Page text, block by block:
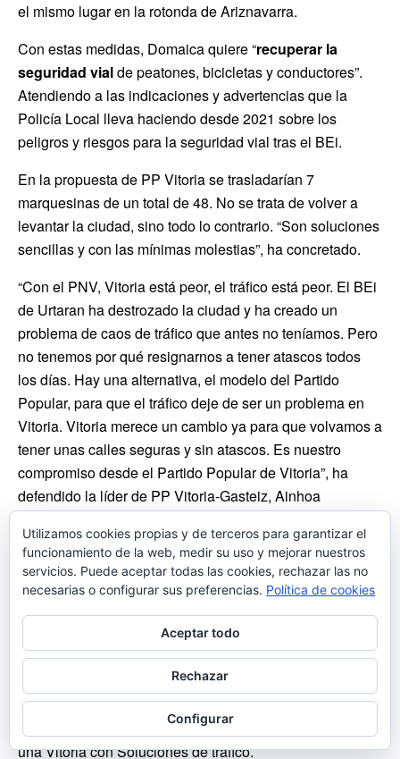
el mismo lugar en la rotonda de Ariznavarra.
Con estas medidas, Domaica quiere “recuperar la
seguridad vialde peatones, bicicletas y conductores”.
Atendiendo a las indicaciones y advertencias que la
Policía Local lleva haciendo desde 2021 sobre los
peligros y riesgos para la seguridad vial tras el BEi.
En la propuesta de PP Vitoria se trasladarían 7
marquesinas de un total de 48. No se trata de volver a
levantar la ciudad, sino todo lo contrario. “Son soluciones
sencillas y con las mínimas molestias”, ha concretado.
“Con el PNV, Vitoria está peor, el tráfico está peor. El BEi
de Urtaran ha destrozado la ciudad y ha creado un
problema de caos de tráfico que antes no teníamos. Pero
no tenemos por qué resignarnos a tener atascos todos
los días. Hay una alternativa, el modelo del Partido
Popular, para que el tráfico deje de ser un problema en
Vitoria. Vitoria merece un cambio ya para que volvamos a
tener unas calles seguras y sin atascos. Es nuestro
compromiso desde el Partido Popular de Vitoria”, ha
defendido la líder de PP Vitoria-Gasteiz, Ainhoa
PP-Vitoria-Gasteiz-Soluciones-de-trafico-30-mayo-2022 Descarga
Una Vitoria con Soluciones de Tráfico
Esta propuesta se incluye dentro de los5 Planes
Estratégicos del proyecto de cambio
PP Vitoria, Ainhoa Domaica, quiere para Vitoria: una
Vitoria con Futuro, con Empleo y Emprendedora,
una Vitoria Atractiva, con Ocio y con Cultura, una Vitoria
con un Centro Vivo, una Vitoria con las Familias y
una Vitoria con Soluciones de tráfico.
Utilizamos cookies propias y de terceros para garantizar el
funcionamiento de la web, medir su uso y mejorar nuestros
servicios. Puede aceptar todas las cookies, rechazar las no
necesarias o configurar sus preferencias. Política de cookies
Aceptar todo
Rechazar
Configurar